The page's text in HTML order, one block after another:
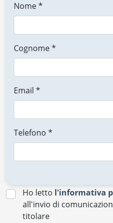
Nome *
Cognome *
Email *
Telefono *
Ho letto l'informativa
all'invio di
titolare